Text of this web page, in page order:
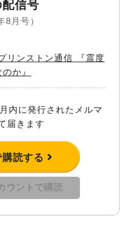
信号
8月号）
リンストン通信 『震度
か』
内に発行されたメルマ
届きます
読する
ウントで購読